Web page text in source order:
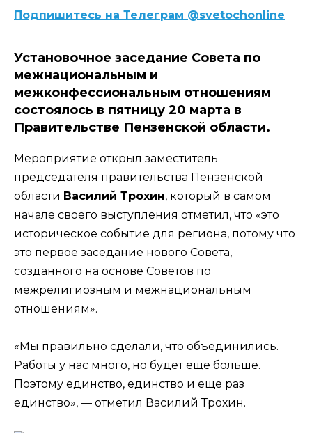
Подпишитесь на Телеграм @svetochonline
Установочное заседание Совета по
межнациональным и
межконфессиональным отношениям
состоялось в пятницу 20 марта в
Правительстве Пензенской области.
Мероприятие открыл заместитель
председателя правительства Пензенской
области Василий Трохин, который в самом
начале своего выступления отметил, что «это
историческое событие для региона, потому что
это первое заседание нового Совета,
созданного на основе Советов по
межрелигиозным и межнациональным
отношениям».
«Мы правильно сделали, что объединились.
Работы у нас много, но будет еще больше.
Поэтому единство, единство и еще раз
единство», — отметил Василий Трохин.